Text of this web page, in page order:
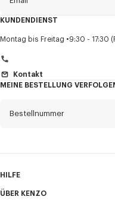
Anrede Obligatorisch
KUNDENDIENST
Montag bis Freitag 9:30 - 17:30
Kontakt
MEINE BESTELLUNG
Bestellnummer
HILFE
Mein Konto
ÜBER KENZO